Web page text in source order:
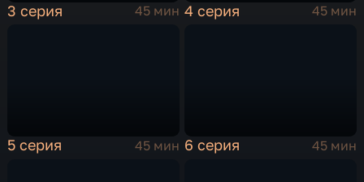
3 серия 45 мин 4 серия 45 мин
5 серия 45 мин 6 серия 45 мин